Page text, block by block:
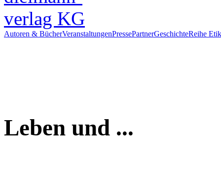
Autoren & BücherVeranstaltungenPressePartnerGeschichteReihe
Leben und ...